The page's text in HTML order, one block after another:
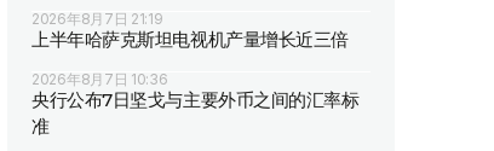
2026年8月7日 21:19
上半年哈萨克斯坦电视机产量增长近三倍
2026年8月7日 10:36
央行公布7日坚戈与主要外币之间的汇率标
准